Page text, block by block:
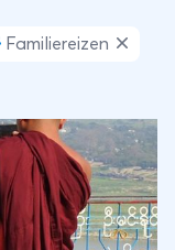
Familiereizen